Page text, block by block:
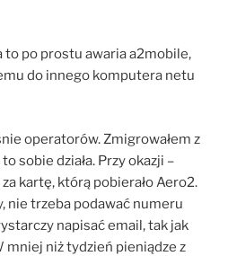
to po prostu awaria a2mobile,
do innego komputera netu
operatorów. Zmigrowałem z
sobie działa. Przy okazji –
kartę, którą pobierało Aero2.
nie trzeba podawać numeru
napisać email, tak jak
mniej niż tydzień pieniądze z